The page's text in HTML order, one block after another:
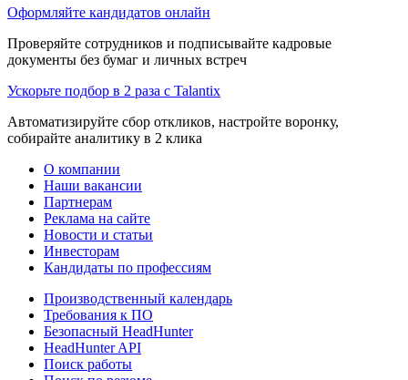
Оформляйте кандидатов онлайн
Проверяйте сотрудников и подписывайте кадровые
документы без бумаг и личных встреч
Ускорьте подбор в 2 раза с Talantix
Автоматизируйте сбор откликов, настройте воронку,
собирайте аналитику в 2 клика
О компании
Наши вакансии
Партнерам
Реклама на сайте
Новости и статьи
Инвесторам
Кандидаты по профессиям
Производственный календарь
Требования к ПО
Безопасный HeadHunter
HeadHunter API
Поиск работы